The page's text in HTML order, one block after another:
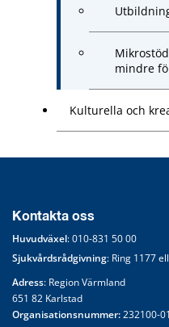
mindre
Kulturella och
Kontakta oss
Huvudväxel: 010-831 50 00
Sjukvårdsrådgivning: Ring 1177
Adress: Region Värmland
651 82 Karlstad
Organisationsnummer: 232100-